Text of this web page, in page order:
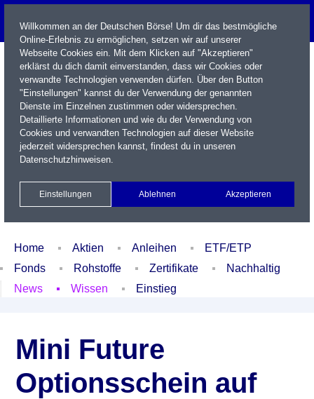
Name / WKN / ISIN / Kürzel
Xetra Realtime
Watchlist Portfolio Login
Home Aktien Anleihen
ETF/ETP
Fonds
Rohstoffe Zertifikate
Nachhaltig
News
Wissen Einstieg
Mini Future
Optionsschein auf
Willkommen an der Deutschen Börse! Um dir das bestmögliche
Online-Erlebnis zu ermöglichen, setzen wir auf unserer
Webseite Cookies ein. Mit dem Klicken auf "Akzeptieren"
erklärst du dich damit einverstanden, dass wir Cookies oder
verwandte Technologien verwenden dürfen. Über den Button
"Einstellungen" kannst du der Verwendung der genannten
Dienste im Einzelnen zustimmen oder widersprechen.
Detaillierte Informationen und wie du der Verwendung von
Cookies und verwandten Technologien auf dieser Website
jederzeit widersprechen kannst, findest du in unseren
Datenschutzhinweisen.
Einstellungen Ablehnen Akzeptieren